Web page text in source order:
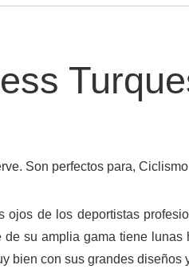
Son perfectos para,
de los deportistas
su amplia gama tiene
bien con sus grandes diseños